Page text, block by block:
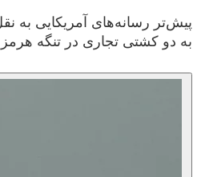
پیش‌تر رسانه‌های آمریکایی به
به دو کشتی تجاری در تنگه